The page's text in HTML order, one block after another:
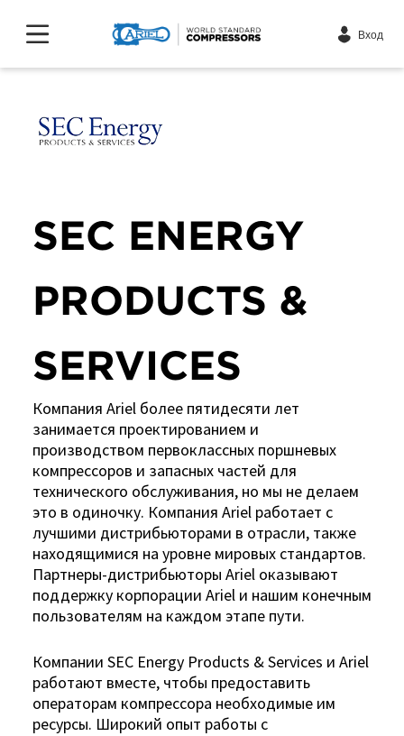
Вход
SEC ENERGY
PRODUCTS &
SERVICES
Компания Ariel более пятидесяти лет
занимается проектированием и
производством первоклассных поршневых
компрессоров и запасных частей для
технического обслуживания, но мы не делаем
это в одиночку. Компания Ariel работает с
лучшими дистрибьюторами в отрасли, также
находящимися на уровне мировых стандартов.
Партнеры-дистрибьюторы Ariel оказывают
поддержку корпорации Ariel и нашим конечным
пользователям на каждом этапе пути.
Компании SEC Energy Products & Services и Ariel
работают вместе, чтобы предоставить
операторам компрессора необходимые им
ресурсы. Широкий опыт работы с